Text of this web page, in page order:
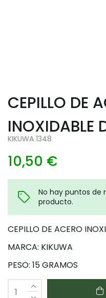
CEPILLO DE
INOXIDABLE
KIKUWA 1348
10,50 €
No hay puntos de
producto.
CEPILLO DE ACERO
MARCA: KIKUWA
PESO: 15 GRAMOS